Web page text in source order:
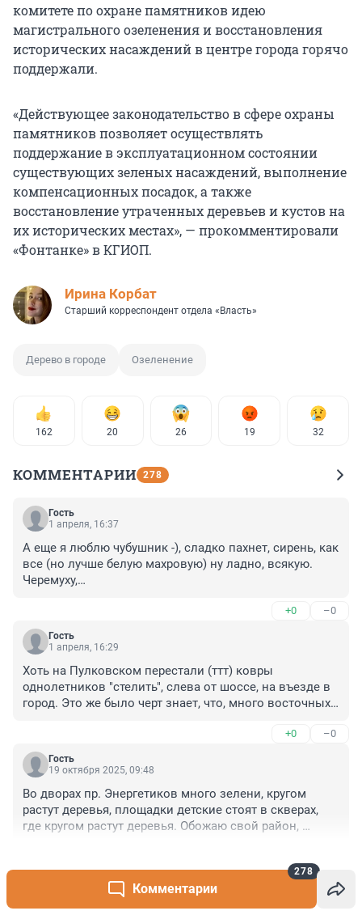
Комментарии
278
комитете по охране памятников идею
магистрального озеленения и восстановления
исторических насаждений в центре города горячо
поддержали.
«Действующее законодательство в сфере охраны
памятников позволяет осуществлять
поддержание в эксплуатационном состоянии
существующих зеленых насаждений, выполнение
компенсационных посадок, а также
восстановление утраченных деревьев и кустов на
их исторических местах», — прокомментировали
«Фонтанке» в КГИОП.
Иpина Корбат
Старший корреспондент отдела «Власть»
Дерево в городе Озеленение
162 20 26 19 32
КОММЕНТАРИИ 278
Гость
1 апреля, 16:37
А еще я люблю чубушник -), сладко пахнет, сирень, как
все (но лучше белую махровую) ну ладно, всякую.
Черемуху,
бульдонеж. Это все кусты -цветы, вместе. В одном
флаконе.
Не хочу ипомею, за что -) Среди машин Московского
миллионов не надо.
+0 –0
Гость
1 апреля, 16:29
Хоть на Пулковском перестали (ттт) ковры
однолетников "стелить", слева от шоссе, на въезде в
город. Это же было черт знает, что, много восточных
тысячи цветов, на одно лето. Для вьезжающих в
город из аэропорта, ноготки, какая лепота.
Вьезжающий в город, оглянись, и пойми, что
цветочков.
И что старинный немецкий яблоневый сад, где все
это происходит, весь бульвар, слева, это лучше. Пусть
+0 –0
Гость
19 октября 2025, 09:48
Во дворах пр. Энергетиков много зелени, кругом
растут деревья, площадки детские стоят в скверах,
где кругом растут деревья. Обожаю свой район,
центре на ул. Мира, кругом одни дома, деревьев нет.
Детям гулять негде. Маленький сквер размером 10 м.
на 10м.Ужас ! Живут в каменном мешке. Даже воздух
Читать все комментарии